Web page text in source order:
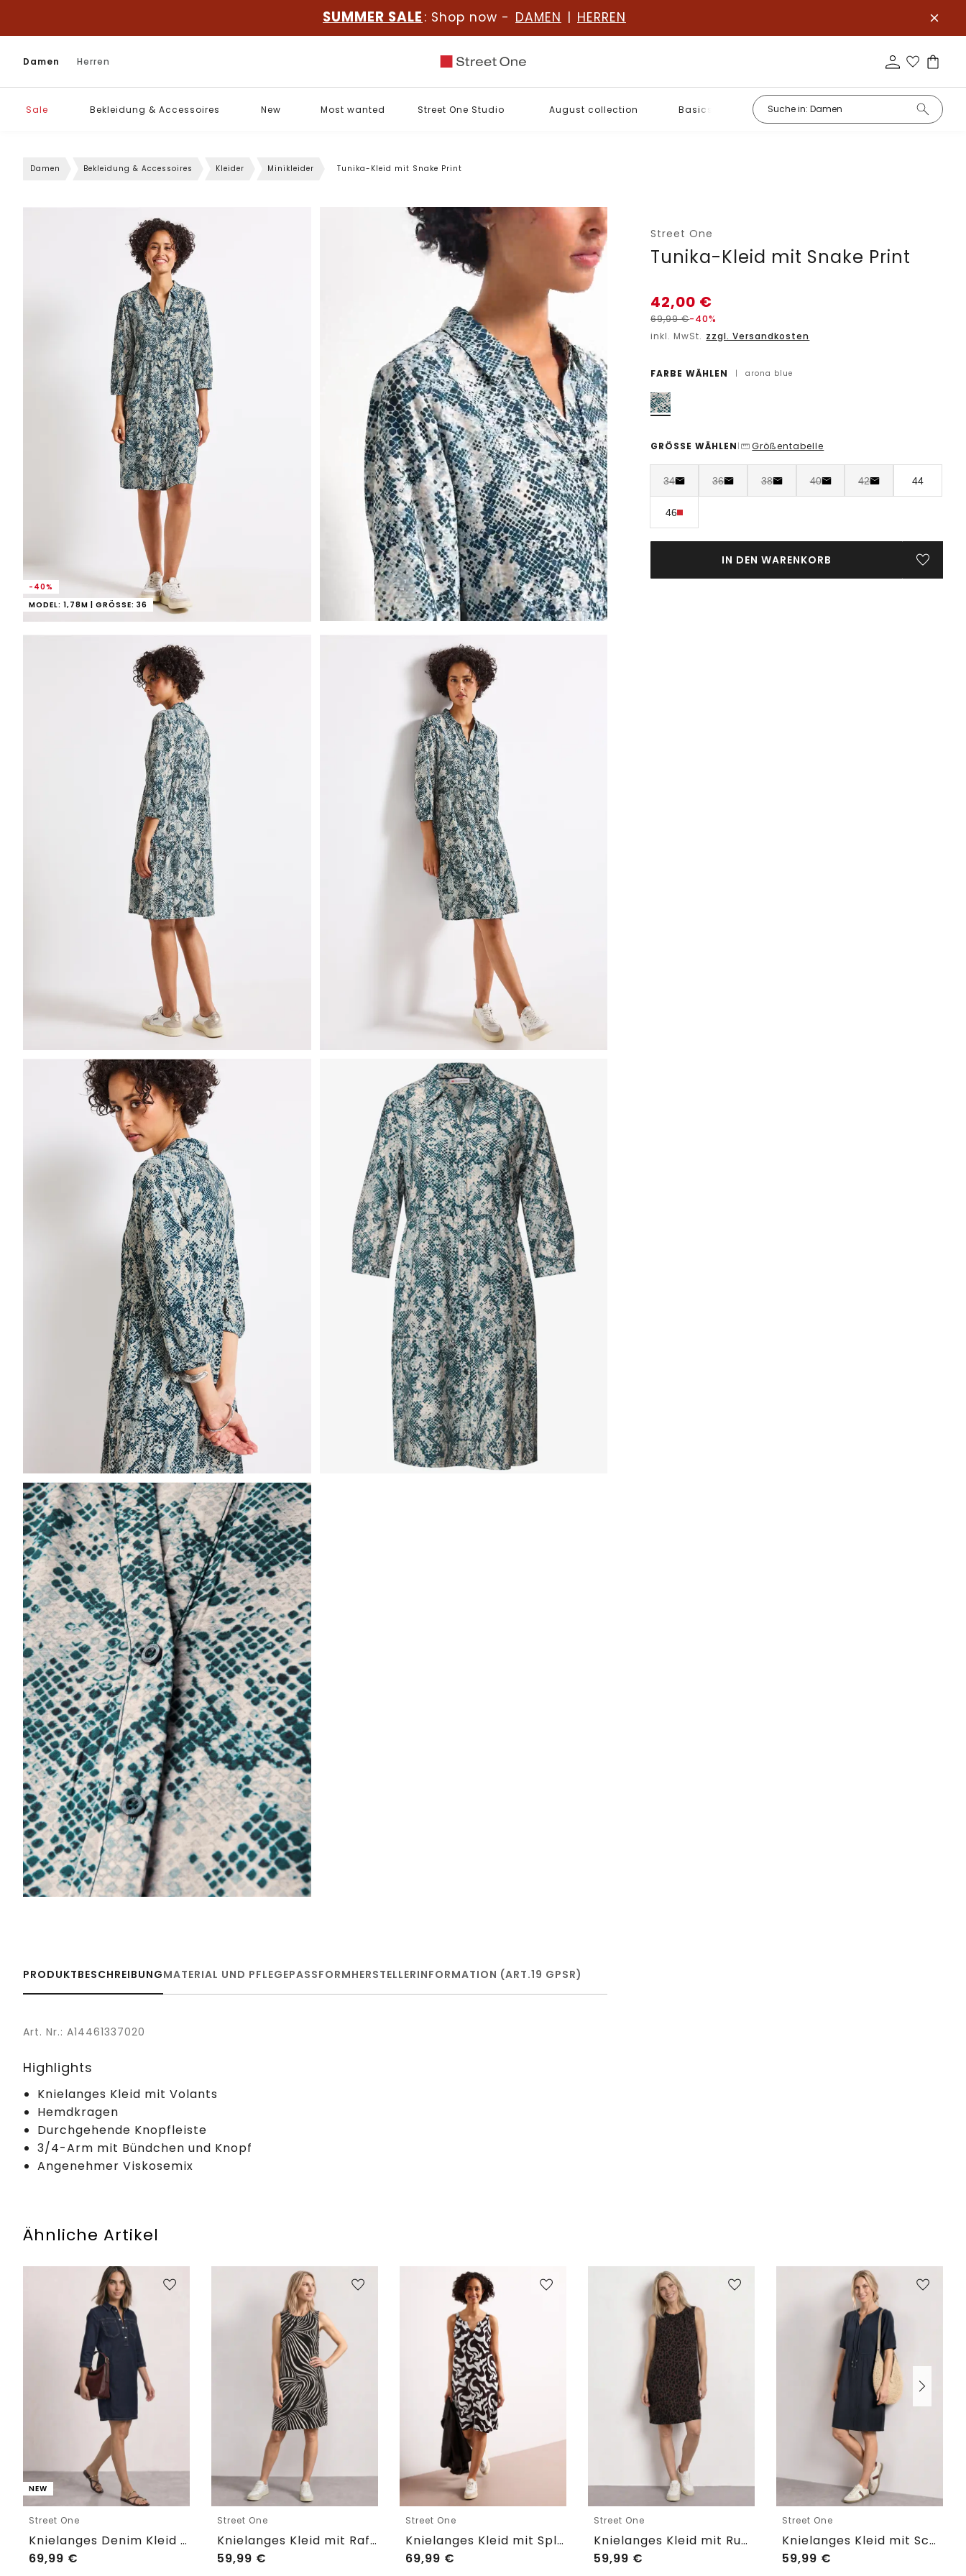
SUMMER SALE : Shop now - DAMEN | HERREN
Damen Herren
Sale Bekleidung & Accessoires New Most wanted Street One Studio August collection Basics
Damen Bekleidung & Accessoires Kleider Minikleider Tunika-Kleid mit Snake Print
-40%
MODEL: 1,78M | GRÖSSE: 36
Street One
Tunika-Kleid mit Snake Print
42,00 €
69,99€-40%
inkl. MwSt. zzgl. Versandkosten
FARBE WÄHLEN | arona blue
GRÖSSE WÄHLEN | Größentabelle
34 36 38 40 42 44
46
IN DEN WARENKORB
PRODUKTBESCHREIBUNGMATERIAL UND PFLEGEPASSFORMHERSTELLERINFORMATION (ART.19 GPSR)
Art. Nr.: A14461337020
Highlights
Knielanges Kleid mit Volants
Hemdkragen
Durchgehende Knopfleiste
3/4-Arm mit Bündchen und Knopf
Angenehmer Viskosemix
Ähnliche Artikel
NEW
Street One
Knielanges Denim Kleid mit 3/4-Arm
69,99 €
Street One
Knielanges Kleid mit Raffung
59,99 €
Street One
Knielanges Kleid mit Split Neck aus Leinen
69,99 €
Street One
Knielanges Kleid mit Rundhalsausschnitt
59,99 €
Street One
Knielanges Kleid mit Schleifendetail
59,99 €